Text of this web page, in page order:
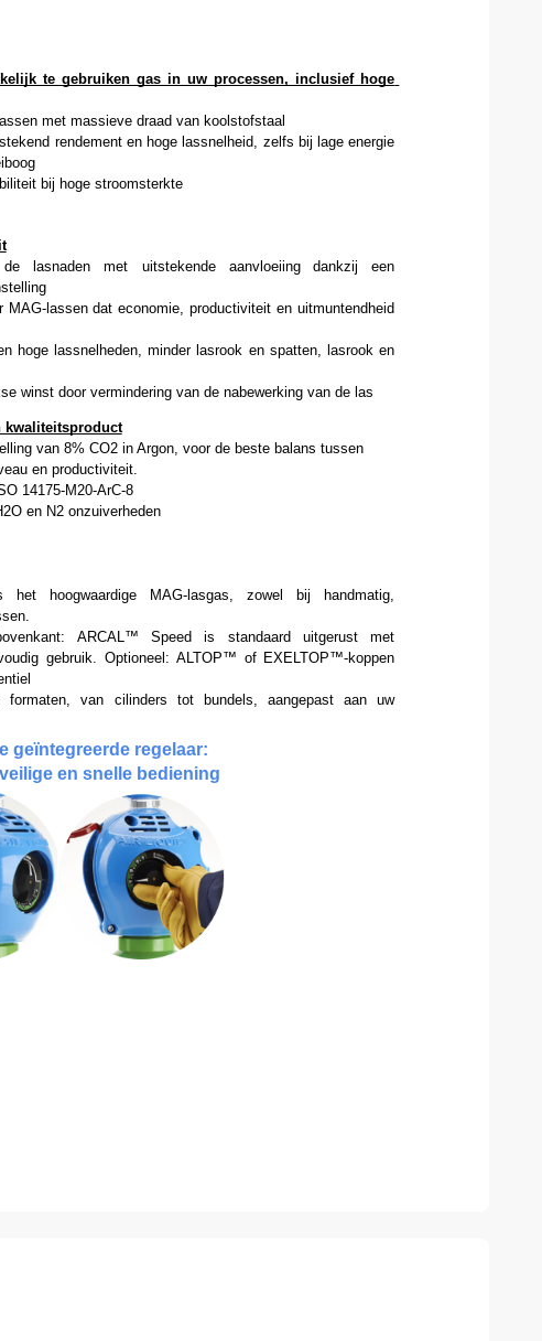
te gebruiken gas in uw processen, inclusief hoge
met massieve draad van koolstofstaal
rendement en hoge lassnelheid, zelfs bij lage energie
bij hoge stroomsterkte
lasnaden met uitstekende aanvloeiing
dankzij een
MAG-lassen dat economie, productiviteit en uitmuntendheid
hoge lassnelheden, minder lasrook en spatten, lasrook en
winst door vermindering van de nabewerking van de las
kwaliteitsproduct
van 8% CO2 in Argon, voor de beste balans tussen
en productiviteit.
14175-M20-ArC-8
en N2 onzuiverheden
hoogwaardige MAG-lasgas, zowel bij handmatig,
ARCAL™ Speed is standaard uitgerust met
gebruik. Optioneel: ALTOP™ of EXELTOP™-koppen
formaten, van cilinders tot bundels, aangepast aan uw
geïntegreerde regelaar:
en snelle bediening